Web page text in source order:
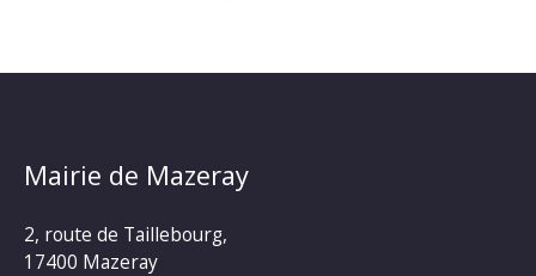
Mairie de Mazeray
2, route de Taillebourg,
17400 Mazeray